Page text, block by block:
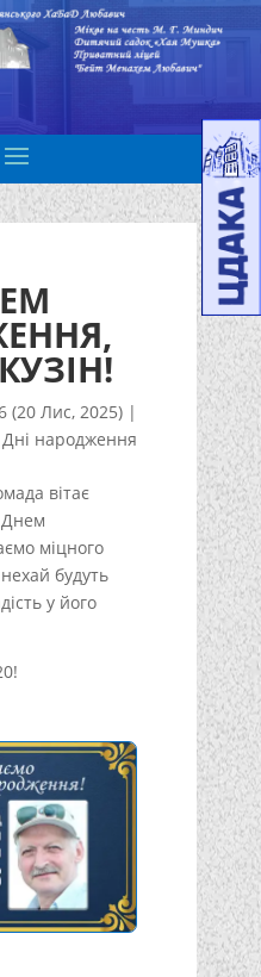
(20 Лис, 2025) |
Дні народження
вітає
міцного
нехай будуть
у його